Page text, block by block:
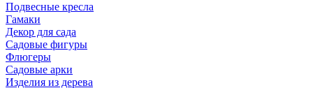
Подвесные кресла
Гамаки
Декор для сада
Садовые фигуры
Флюгеры
Садовые арки
Изделия из дерева